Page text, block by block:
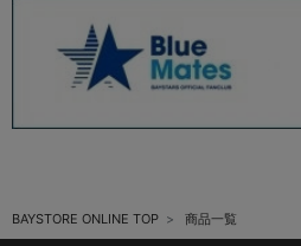
BAYSTORE ONLINE TOP 商品一覧